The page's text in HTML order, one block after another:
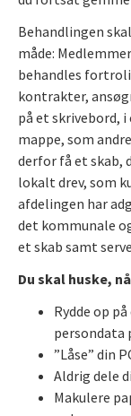
Behandlingen
måde:
behandles
kontrakter,
på et skrivebord,
mappe, som
derfor få et skab,
lokalt drev, som
afdelingen har
det kommunale
et skab samt
Du skal huske,
Rydde op
persondata
”Låse” din
Aldrig dele
Makulere